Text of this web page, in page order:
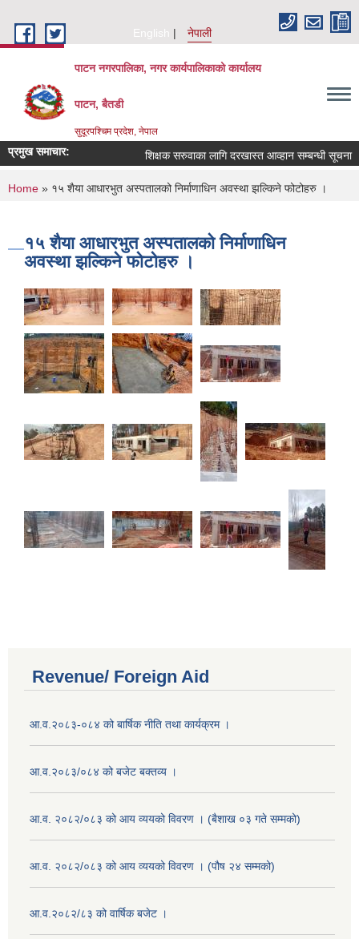
English
नेपाली
पाटन नगरपालिका, नगर कार्यपालिकाको कार्यालय
पाटन, बैतडी
सुदूरपश्चिम प्रदेश, नेपाल
प्रमुख समाचार: शिक्षक सरुवाका लागि दरखास्त आव्हान सम्बन्धी सूचना ।
You are here
Home » १५ शैया आधारभुत अस्‍पतालको निर्माणाधिन अवस्था झल्किने फोटोहरु ।
१५ शैया आधारभुत अस्‍पतालको निर्माणाधिन
अवस्था झल्किने फोटोहरु ।
Revenue/ Foreign Aid
आ.व.२०८३-०८४ को बार्षिक नीति तथा कार्यक्रम ।
आ.व.२०८३/०८४ को बजेट बक्तव्य ।
आ.व. २०८२/०८३ को आय व्ययको विवरण । (बैशाख ०३ गते सम्मको)
आ.व. २०८२/०८३ को आय व्ययको विवरण । (पौष २४ सम्मको)
आ.व.२०८२/८३ को वार्षिक बजेट ।